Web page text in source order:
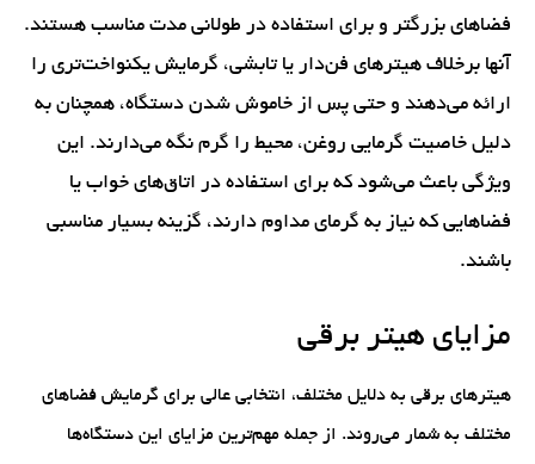
فضاهای بزرگتر و برای استفاده در طولانی مدت مناسب هستند.
آنها برخلاف هیترهای فن‌دار یا تابشی، گرمایش یکنواخت‌تری را
ارائه می‌دهند و حتی پس از خاموش شدن دستگاه، همچنان به
دلیل خاصیت گرمایی روغن، محیط را گرم نگه می‌دارند. این
ویژگی باعث می‌شود که برای استفاده در اتاق‌های خواب یا
فضاهایی که نیاز به گرمای مداوم دارند، گزینه بسیار مناسبی
باشند.
مزایای هیتر برقی
هیترهای برقی به دلایل مختلف، انتخابی عالی برای گرمایش فضاهای
مختلف به شمار می‌روند. از جمله مهم‌ترین مزایای این دستگاه‌ها